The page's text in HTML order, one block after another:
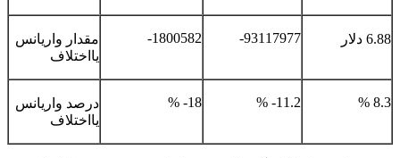
6.88 دلار 93117977-
1800582-
مقدار واریانس
یااختلاف
8.3 %
11.2- %
18- %
درصد واریانس
یااختلاف